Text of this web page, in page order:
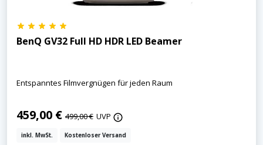
BenQ GV32 Full HD HDR LED Beamer
Entspanntes Filmvergnügen für jeden Raum
459,00 € 499,00 € UVP
inkl. MwSt. Kostenloser Versand